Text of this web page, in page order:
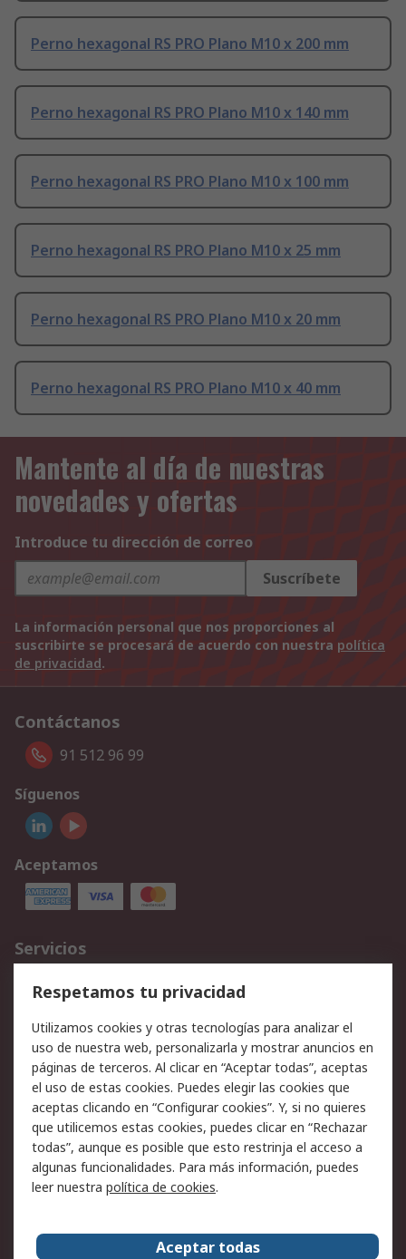
Perno hexagonal RS PRO Plano M10 x 200 mm
Perno hexagonal RS PRO Plano M10 x 140 mm
Perno hexagonal RS PRO Plano M10 x 100 mm
Perno hexagonal RS PRO Plano M10 x 25 mm
Perno hexagonal RS PRO Plano M10 x 20 mm
Perno hexagonal RS PRO Plano M10 x 40 mm
Mantente al día de nuestras
novedades y ofertas
Introduce tu dirección de correo
Suscríbete
La información personal que nos proporciones al
suscribirte se procesará de acuerdo con nuestra política
de privacidad.
Contáctanos
91 512 96 99
Síguenos
Aceptamos
Servicios
Cómo realizar pedidos
Devoluciones
Facturación y pago
Ofertas
Soporte técnico
Legal
Aviso legal
Política de privacidad -
Actualizada
Política sobre cookies
Seguridad de emails
Certificaciones de
Condiciones de venta
Acerca de RS
Respetamos tu privacidad
Utilizamos cookies y otras tecnologías para analizar el
uso de nuestra web, personalizarla y mostrar anuncios en
páginas de terceros. Al clicar en “Aceptar todas”, aceptas
el uso de estas cookies. Puedes elegir las cookies que
aceptas clicando en “Configurar cookies”. Y, si no quieres
que utilicemos estas cookies, puedes clicar en “Rechazar
todas”, aunque es posible que esto restrinja el acceso a
algunas funcionalidades. Para más información, puedes
leer nuestra política de cookies.
Aceptar todas